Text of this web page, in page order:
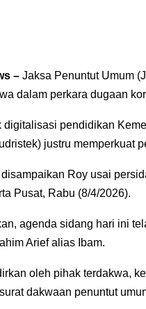
– Jaksa Penuntut Umum
dalam perkara dugaan
digitalisasi pendidikan
justru memperkuat
disampaikan Roy usai
Pusat, Rabu (8/4/2026).
agenda sidang hari ini
Arief alias Ibam.
oleh pihak terdakwa,
dakwaan penuntut